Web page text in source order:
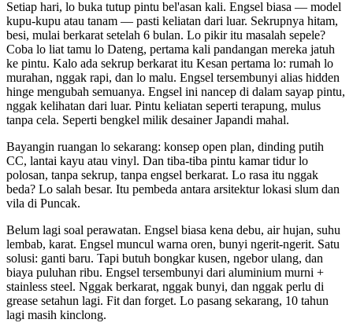
Setiap hari, lo buka tutup pintu bel'asan kali. Engsel biasa — model
kupu-kupu atau tanam — pasti keliatan dari luar. Sekrupnya hitam,
besi, mulai berkarat setelah 6 bulan. Lo pikir itu masalah sepele?
Coba lo liat tamu lo Dateng, pertama kali pandangan mereka jatuh
ke pintu. Kalo ada sekrup berkarat itu Kesan pertama lo: rumah lo
murahan, nggak rapi, dan lo malu. Engsel tersembunyi alias hidden
hinge mengubah semuanya. Engsel ini nancep di dalam sayap pintu,
nggak kelihatan dari luar. Pintu keliatan seperti terapung, mulus
tanpa cela. Seperti bengkel milik desainer Japandi mahal.
Bayangin ruangan lo sekarang: konsep open plan, dinding putih
CC, lantai kayu atau vinyl. Dan tiba-tiba pintu kamar tidur lo
polosan, tanpa sekrup, tanpa engsel berkarat. Lo rasa itu nggak
beda? Lo salah besar. Itu pembeda antara arsitektur lokasi slum dan
vila di Puncak.
Belum lagi soal perawatan. Engsel biasa kena debu, air hujan, suhu
lembab, karat. Engsel muncul warna oren, bunyi ngerit-ngerit. Satu
solusi: ganti baru. Tapi butuh bongkar kusen, ngebor ulang, dan
biaya puluhan ribu. Engsel tersembunyi dari aluminium murni +
stainless steel. Nggak berkarat, nggak bunyi, dan nggak perlu di
grease setahun lagi. Fit dan forget. Lo pasang sekarang, 10 tahun
lagi masih kinclong.